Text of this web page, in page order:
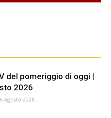
del pomeriggio di oggi |
2026
6 Agosto 2026